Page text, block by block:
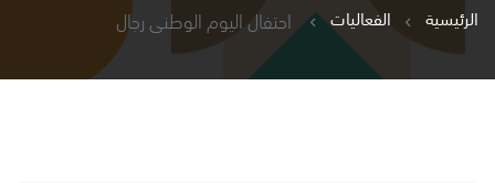
الرئيسية
الفعاليات احتفال اليوم الوطني رجال